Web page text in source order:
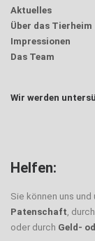
Aktuelles
Über das Tierheim
Impressionen
Das Team
Wir werden
Helfen:
Sie können uns
Patenschaft,
oder durch Geld-